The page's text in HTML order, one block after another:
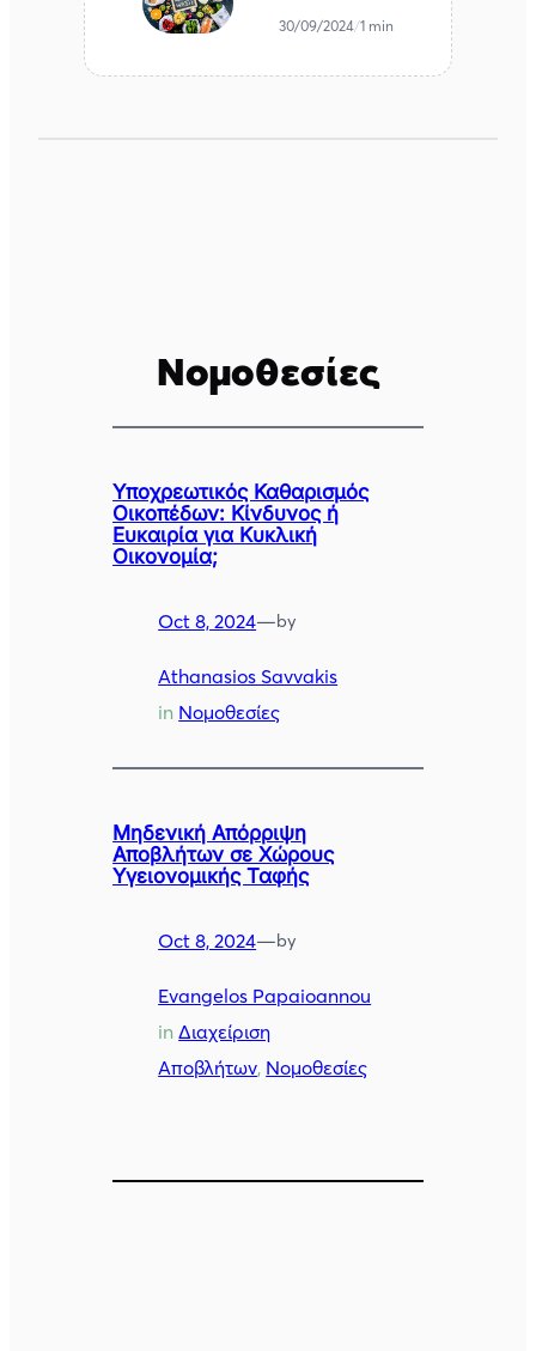
Τροφίμων (food
λύση;
30/09/2024/1 min
Νομοθεσίες
Υποχρεωτικός Καθαρισμός
Οικοπέδων: Κίνδυνος ή
Ευκαιρία για Κυκλική
Οικονομία;
Oct 8, 2024—by
Athanasios Savvakis
in Νομοθεσίες
Μηδενική Απόρριψη
Αποβλήτων σε Χώρους
Υγειονομικής Ταφής
Oct 8, 2024—by
Evangelos Papaioannou
inΔιαχείριση
Αποβλήτων, Νομοθεσίες